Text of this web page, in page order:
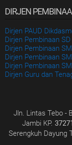
DIRJEN
Dirjen PAUD
Dirjen Pembinaan SD
Dirjen Pembinaan
Dirjen Pembinaan
Dirjen Pembinaan
Dirjen Guru dan
Jln. Lintas Tebo -
Jambi KP.
Serengkuh Dayung